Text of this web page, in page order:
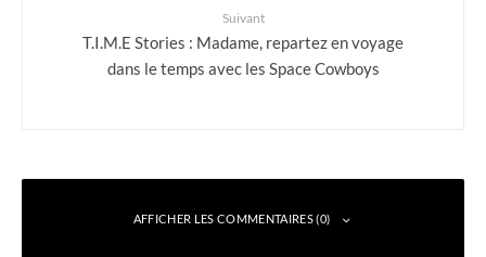
Suivant
T.I.M.E Stories : Madame, repartez en voyage
dans le temps avec les Space Cowboys
AFFICHER LES COMMENTAIRES (0)